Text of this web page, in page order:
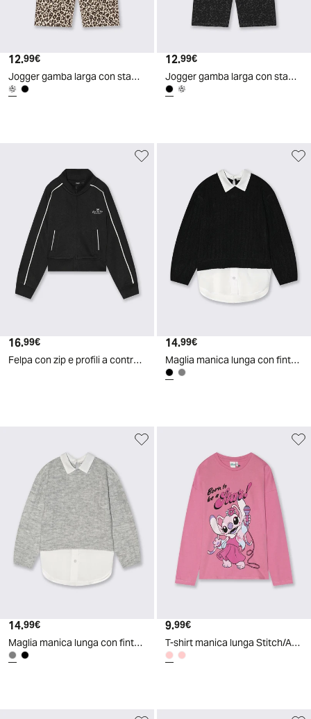
Prezzo attuale
12.99€
Jogger gamba larga con stampa trendy - Leopardato
Prezzo attuale
12.99€
Jogger gamba larga con stampa trendy - Nero
Prezzo attuale
16.99€
Felpa con zip e profili a contrasto - Nero
Prezzo attuale
14.99€
Maglia manica lunga con finta camicia - Nero
Prezzo attuale
14.99€
Maglia manica lunga con finta camicia - Grigio mel.
Prezzo attuale
9.99€
T-shirt manica lunga Stitch/Angel in cotone - Rosa candy